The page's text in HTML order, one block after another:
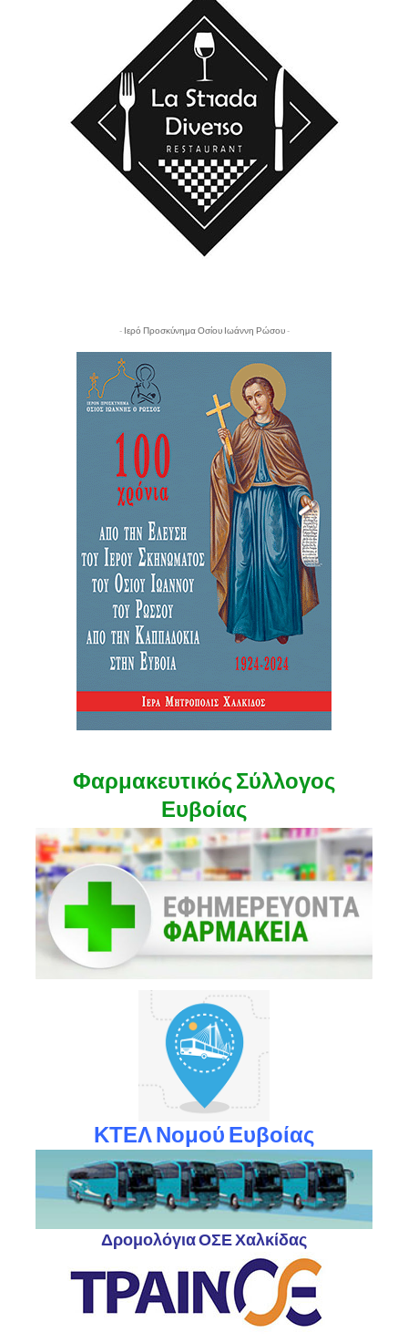
- Ιερό Προσκύνημα Οσίου Ιωάννη Ρώσου -
Φαρμακευτικός Σύλλογος
Ευβοίας
ΚΤΕΛ Νομού Ευβοίας
Δρομολόγια ΟΣΕ Χαλκίδας